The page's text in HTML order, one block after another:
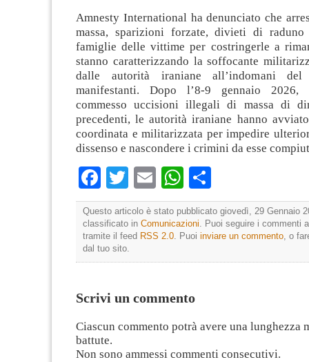
Amnesty International ha denunciato che
massa, sparizioni forzate, divieti di
famiglie delle vittime per costringerle a
stanno caratterizzando la soffocante
dalle autorità iraniane all’indomani del
manifestanti. Dopo l’8-9 gennaio 2026,
commesso uccisioni illegali di massa di
precedenti, le autorità iraniane hanno
coordinata e militarizzata per impedire
dissenso e nascondere i crimini da esse
Facebook
TwitterEmailWhatsApp
Questo articolo è stato pubblicato giovedì, 29 Gennaio
classificato in Comunicazioni. Puoi seguire i commenti
tramite il feed RSS 2.0. Puoi inviare un commento, o
dal tuo sito.
Scrivi un commento
Ciascun commento potrà avere una lunghezza
battute.
Non sono ammessi commenti consecutivi.